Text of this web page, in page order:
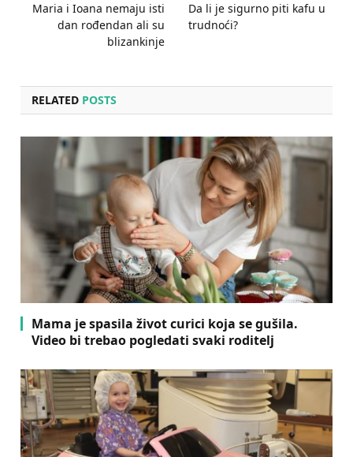
Maria i Ioana nemaju isti
dan rođendan ali su
blizankinje
Da li je sigurno piti kafu u
trudnoći?
RELATED POSTS
Mama je spasila život curici koja se gušila.
Video bi trebao pogledati svaki roditelj